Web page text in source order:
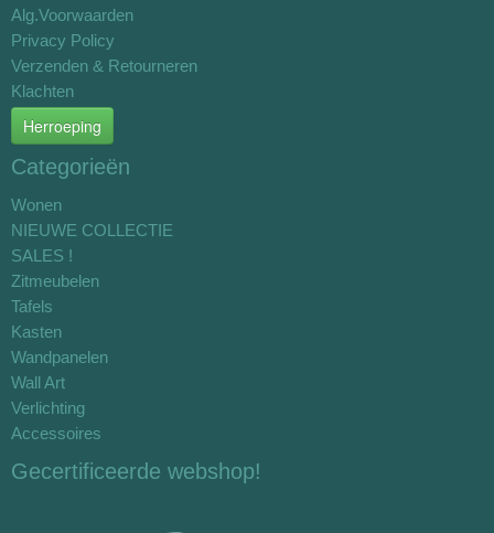
Alg.Voorwaarden
Privacy Policy
Verzenden & Retourneren
Klachten
Herroeping
Categorieën
Wonen
NIEUWE COLLECTIE
SALES !
Zitmeubelen
Tafels
Kasten
Wandpanelen
Wall Art
Verlichting
Accessoires
Gecertificeerde webshop!